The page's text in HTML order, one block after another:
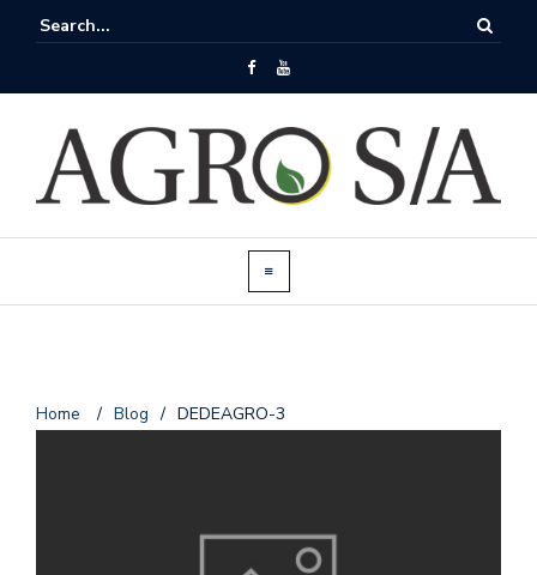
Home / Blog / DEDEAGRO-3